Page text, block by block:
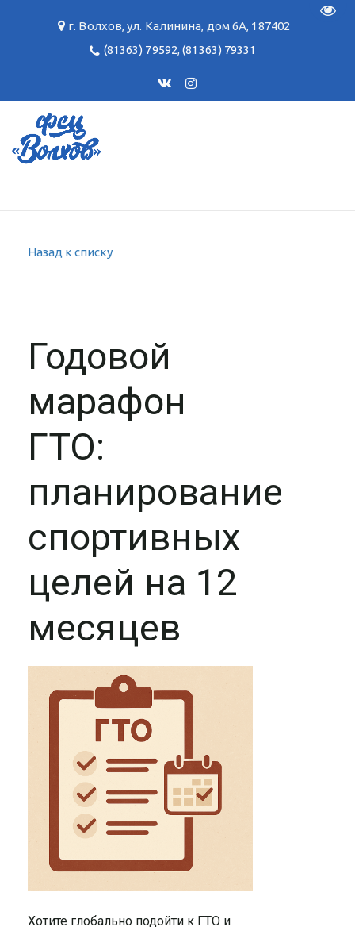
г. Волхов,ул. Калинина, дом 6А, 187402
(81363) 79592,(81363) 79331
Назад к списку
Годовой
марафон
ГТО:
планирование
спортивных
целей на 12
месяцев
Хотите глобально подойти к ГТО и